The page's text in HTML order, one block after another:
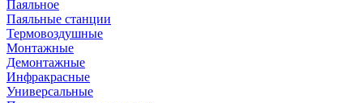
Паяльное
Паяльные станции
Термовоздушные
Монтажные
Демонтажные
Инфракрасные
Универсальные